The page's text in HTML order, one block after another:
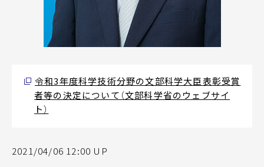
令和3年度科学技術分野の文部科学大臣表彰受賞
者等の決定について（文部科学省のウェブサイ
ト）
2021/04/06 12:00 UP